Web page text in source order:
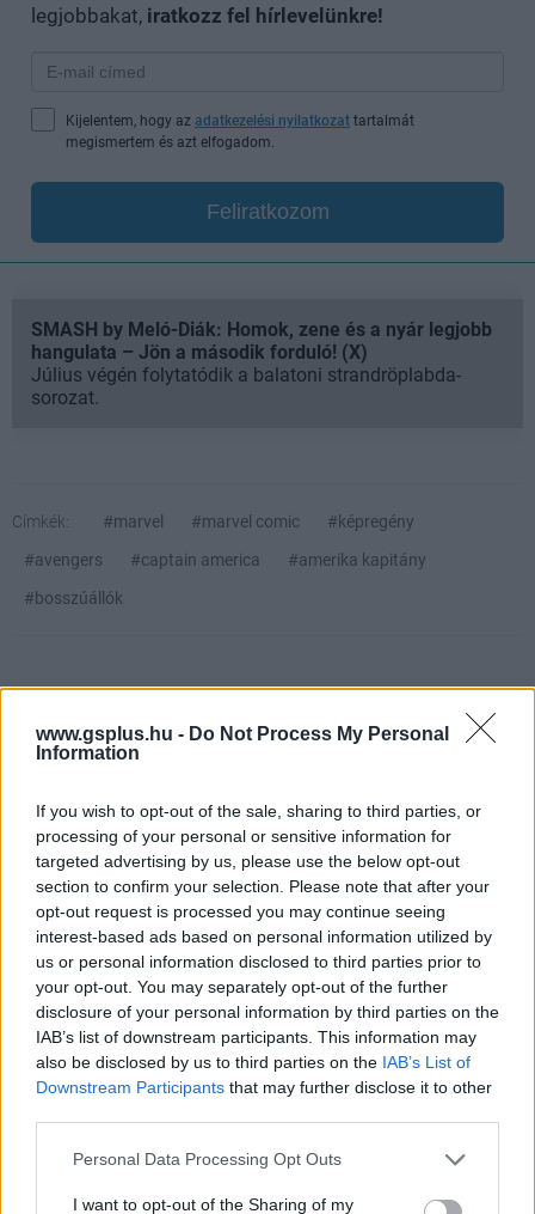
www.gsplus.hu - Do Not Process My Personal
Information
If you wish to opt-out of the sale, sharing to third parties, or
processing of your personal or sensitive information for
targeted advertising by us, please use the below opt-out
section to confirm your selection. Please note that after your
opt-out request is processed you may continue seeing
interest-based ads based on personal information utilized by
us or personal information disclosed to third parties prior to
your opt-out. You may separately opt-out of the further
disclosure of your personal information by third parties on the
IAB’s list of downstream participants. This information may
also be disclosed by us to third parties on the IAB’s List of
Downstream Participants that may further disclose it to other
Please note that this website/app uses one or more Google
not limited to your visit or usage behaviour. You may click to
Personal Data Processing Opt Outs
I want to opt-out of the Sharing of my
legjobbakat, iratkozz fel hírlevelünkre!
Kijelentem, hogy az adatkezelési nyilatkozat tartalmát
megismertem és azt elfogadom.
Feliratkozom
SMASH by Meló-Diák: Homok, zene és a nyár legjobb
hangulata – Jön a második forduló! (X)
Július végén folytatódik a balatoni strandröplabda-
sorozat.
Címkék: #marvel #marvel comic
#képregény
#avengers
#captain america
#amerika kapitány
#bosszúállók
A Pokémon inspirálta Ed
Sheeran legújabb dalát
2022 szeptember 27. 13:20
A videoklipen a sorozat animátoraival dolgozott
együtt a zenész.
Unmute